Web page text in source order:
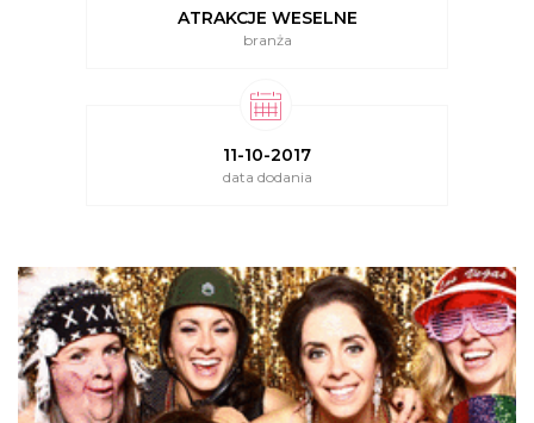
ATRAKCJE WESELNE
branża
11-10-2017
data dodania